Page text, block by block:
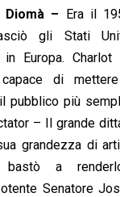
r
e
a
d
s
a
i
l
p
y
L
i
n
k
i
n
t
– Era il
gli Stati
in Europa.
capace di
pubblico più
– Il grande
grandezza di
bastò a
Senatore